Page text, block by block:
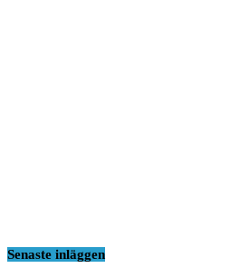
Senaste inläggen